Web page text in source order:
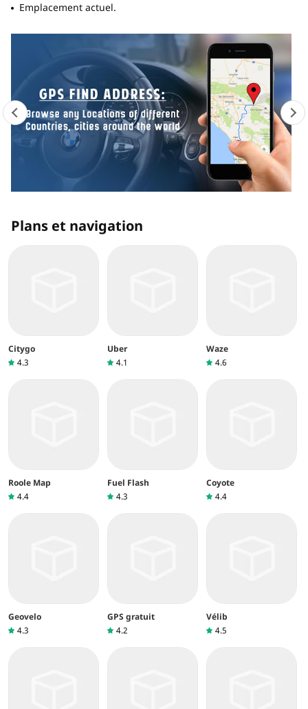
Emplacement actuel.
Plans et navigation
Citygo
4.3
Uber
4.1
Waze
4.6
Roole Map
4.4
Fuel Flash
4.3
Coyote
4.4
Geovelo
4.3
GPS gratuit
4.2
Vélib
4.5